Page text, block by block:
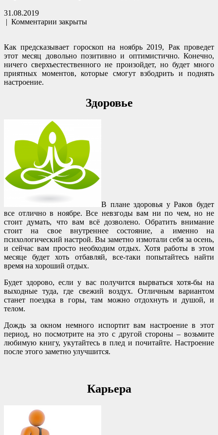
31.08.2019
| Комментарии закрыты
Как предсказывает гороскоп на ноябрь 2019, Рак проведет
этот месяц довольно позитивно и оптимистично. Конечно,
ничего сверхъестественного не произойдет, но будет много
приятных моментов, которые смогут взбодрить и поднять
настроение.
Здоровье
В плане здоровья у Раков будет
все отлично в ноябре. Все невзгоды вам ни по чем, но не
стоит думать, что вам всё дозволено. Обратить внимание
стоит на свое внутреннее состояние, а именно на
психологический настрой. Вы заметно измотали себя за осень,
и сейчас вам просто необходим отдых. Хотя работы в этом
месяце будет хоть отбавляй, все-таки попытайтесь найти
время на хороший отдых.
Будет здорово, если у вас получится вырваться хотя-бы на
выходные туда, где свежий воздух. Отличным вариантом
станет поездка в горы, там можно отдохнуть и душой, и
телом.
Дождь за окном немного испортит вам настроение в этот
период, но посмотрите на это с другой стороны – возьмите
любимую книгу, укутайтесь в плед и почитайте. Настроение
после этого заметно улучшится.
Карьера